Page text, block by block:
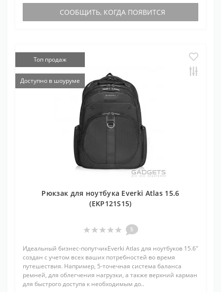
СООБЩИТЬ, КОГДА ПОЯВИТСЯ
Топ продаж
Доступно в шоуруме
Рюкзак для ноутбука Everki Atlas 15.6
(EKP121S15)
5
Идеальный бизнес-попутчикEverki Atlas для ноутбуков 15.6"
создан с учетом всех ваших потребностей во время
путешествия. Например, 5-точечная система баланса
ремней, для облегчения нагрузки, а также верхний карман
для быстрого доступа к необходимым до..